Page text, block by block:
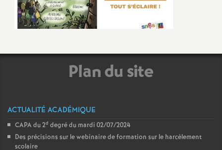
Plan du site
ACTUALITÉ ACADÉMIQUE
CAPA du 2d degré du mardi 02/07/2024
Des précisions sur le webinaire de formation sur le harcèlement
scolaire